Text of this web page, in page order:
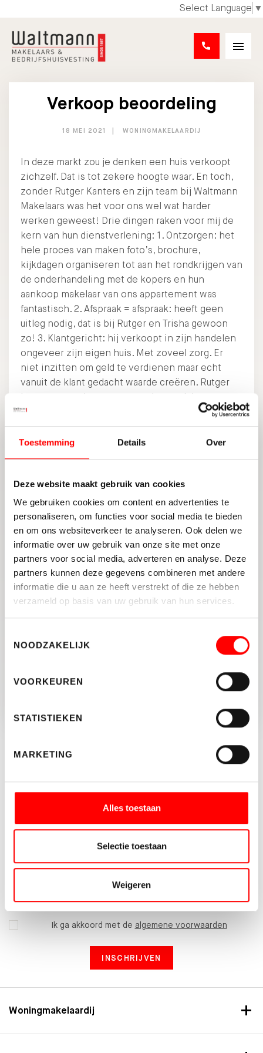
Toestemming Details Over
Deze website maakt gebruik van cookies
We gebruiken cookies om content en advertenties te
personaliseren, om functies voor social media te bieden
en om ons websiteverkeer te analyseren. Ook delen we
informatie over uw gebruik van onze site met onze
partners voor social media, adverteren en analyse. Deze
partners kunnen deze gegevens combineren met andere
informatie die u aan ze heeft verstrekt of die ze hebben
verzameld op basis van uw gebruik van hun services.
NOODZAKELIJK
VOORKEUREN
STATISTIEKEN
MARKETING
Alles toestaan
Selectie toestaan
Weigeren
Select Language ▼
Verkoop beoordeling
18 MEI 2021 WONINGMAKELAARDIJ
In deze markt zou je denken een huis verkoopt
zichzelf. Dat is tot zekere hoogte waar. En toch,
zonder Rutger Kanters en zijn team bij Waltmann
Makelaars was het voor ons wel wat harder
werken geweest! Drie dingen raken voor mij de
kern van hun dienstverlening: 1. Ontzorgen: het
hele proces van maken foto’s, brochure,
kijkdagen organiseren tot aan het rondkrijgen van
de onderhandeling met de kopers en hun
aankoop makelaar van ons appartement was
fantastisch. 2. Afspraak = afspraak: heeft geen
uitleg nodig, dat is bij Rutger en Trisha gewoon
zo! 3. Klantgericht: hij verkoopt in zijn handelen
ongeveer zijn eigen huis. Met zoveel zorg. Er
niet inzitten om geld te verdienen maar echt
vanuit de klant gedacht waarde creëren. Rutger
komt gevraagd en ongevraagd met advies over
allerhande zaken van de beste prijsstrategie,
aankleding bij bezichtiging tot aanpak
onderhandeling. Super blij mee!
Leidsekade 79 a, Utrecht
BEOORDEELD MET:
10
10 DESKUNDIGHEID 10 PRIJS / KWALITEIT
10 LOKALE MARKTKENNIS 10
SERVICE EN
TERUG NAAR OVERZICHT
Woningmakelaardij
WELKE NIEUWSBRIEF WENST U TE ONTVANGEN?
Makelaardij
Bedrijfshuisvesting
Ik ga akkoord met de algemene voorwaarden
INSCHRIJVEN